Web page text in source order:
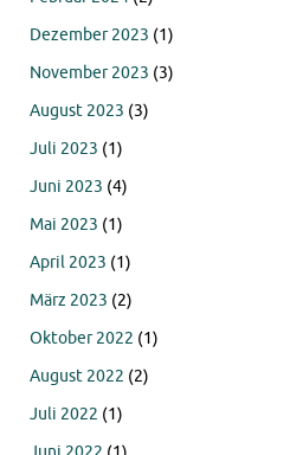
Dezember 2023 (1)
November 2023 (3)
August 2023 (3)
Juli 2023 (1)
Juni 2023 (4)
Mai 2023 (1)
April 2023 (1)
März 2023 (2)
Oktober 2022 (1)
August 2022 (2)
Juli 2022 (1)